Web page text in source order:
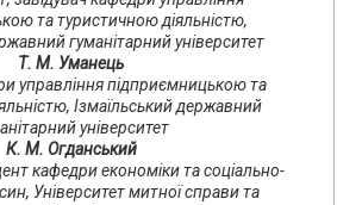
та туристичною діяльністю,
гуманітарний університет
Т. М. Уманець
управління підприємницькою та
Ізмаїльський державний
університет
К. М. Огданський
кафедри економіки та соціально-
Університет митної справи та